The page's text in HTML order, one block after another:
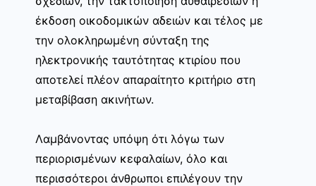
έκδοση οικοδομικών αδειών και τέλος με
την ολοκληρωμένη σύνταξη της
ηλεκτρονικής ταυτότητας κτιρίου που
αποτελεί πλέον απαραίτητο κριτήριο στη
μεταβίβαση ακινήτων.
Λαμβάνοντας υπόψη ότι λόγω των
περιορισμένων κεφαλαίων, όλο και
περισσότεροι άνθρωποι επιλέγουν την